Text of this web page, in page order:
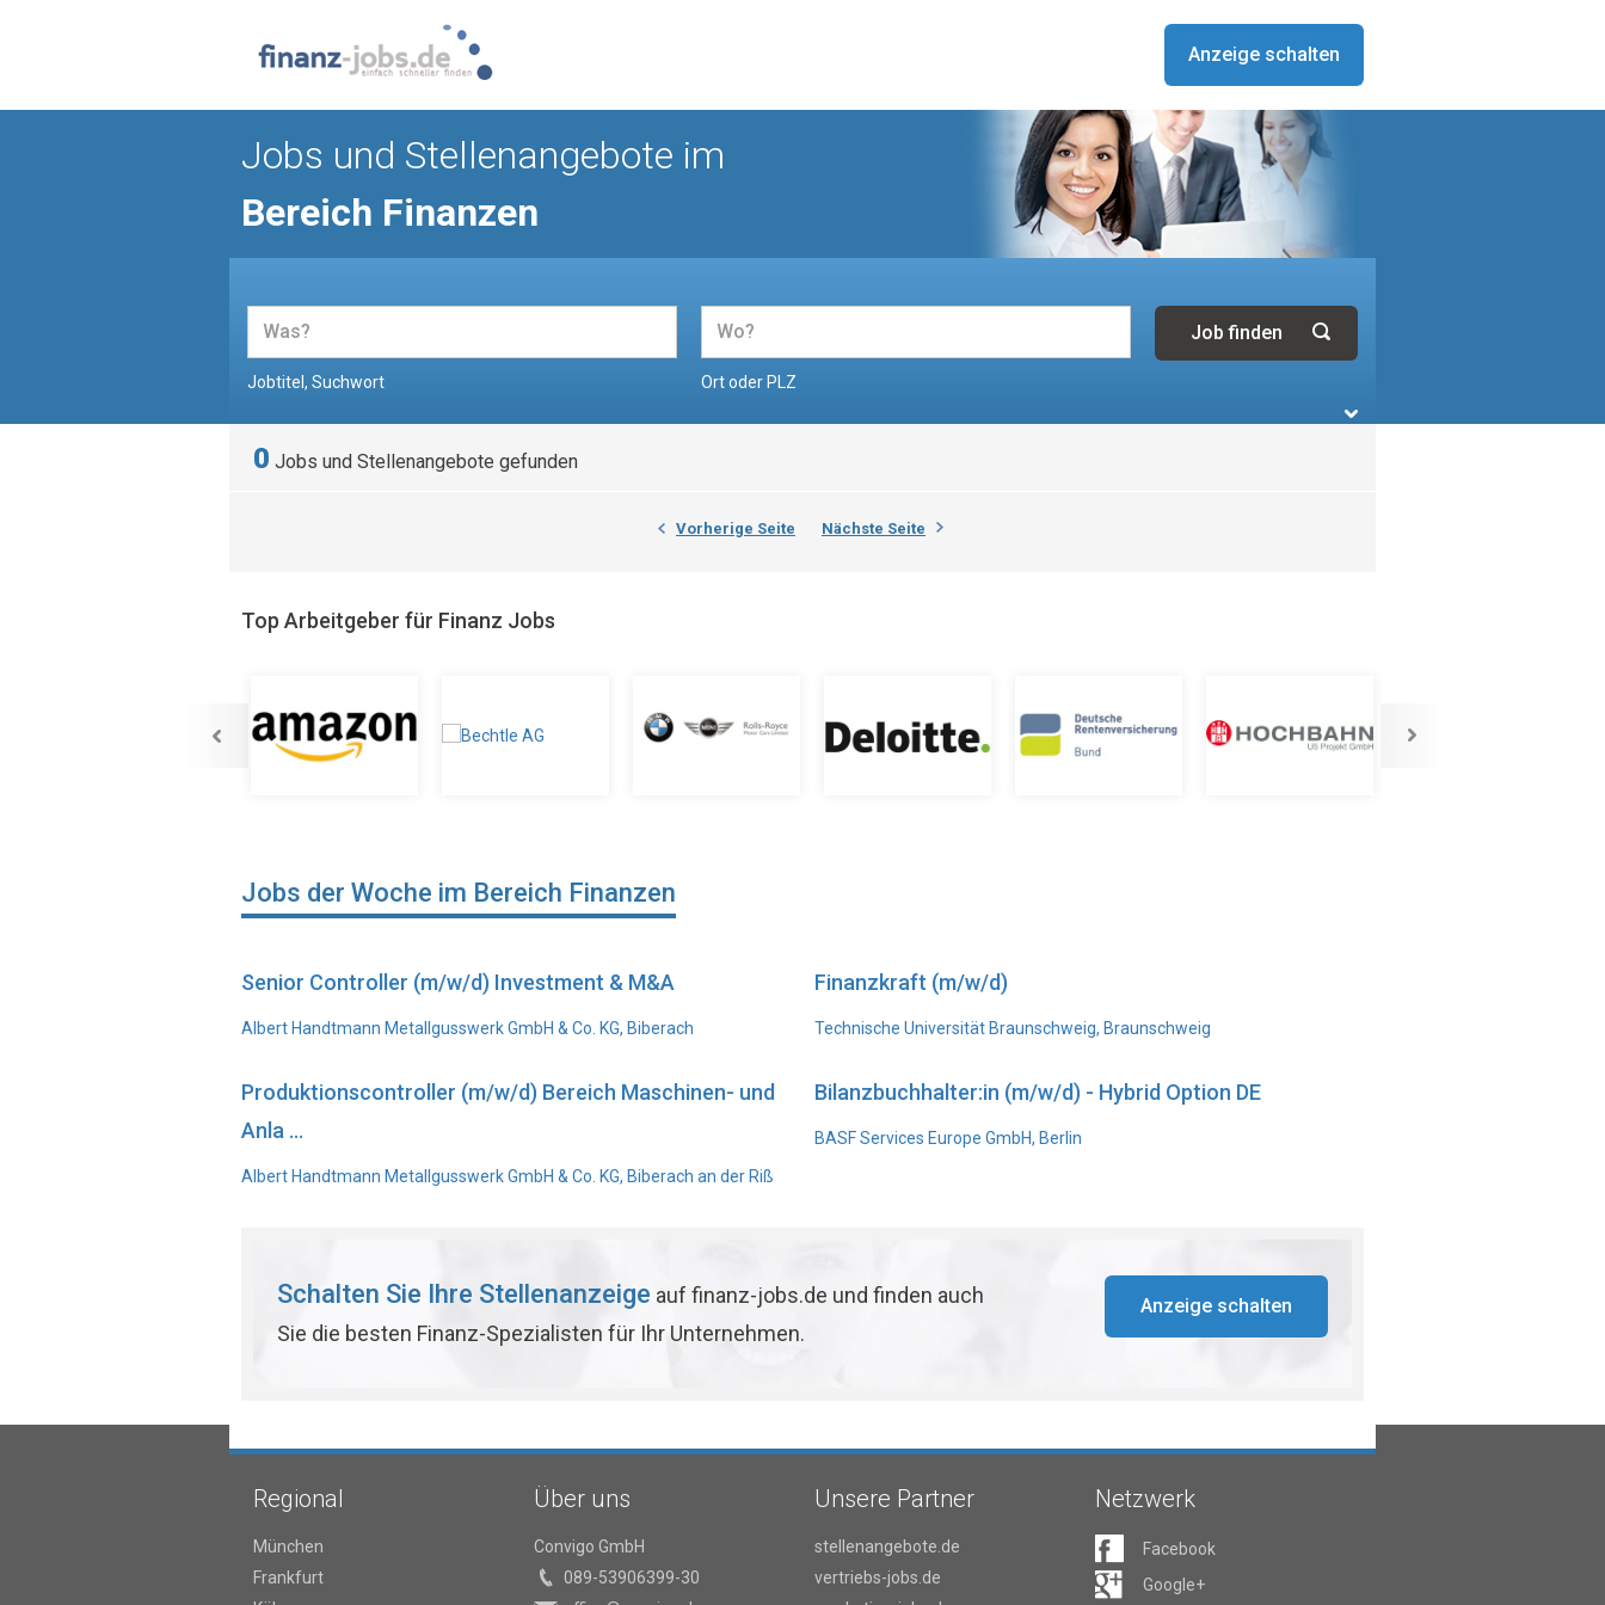
Anzeige schalten
Jobs und Stellenangebote im
Bereich Finanzen
Jobtitel, Suchwort Ort oder PLZ
0 Jobs und Stellenangebote gefunden
Vorherige Seite Nächste Seite
Top Arbeitgeber für Finanz Jobs
Jobs der Woche im Bereich Finanzen
Senior Controller (m/w/d) Investment & M&A
Albert Handtmann Metallgusswerk GmbH & Co. KG, Biberach
Finanzkraft (m/w/d)
Technische Universität Braunschweig, Braunschweig
Produktionscontroller (m/w/d) Bereich Maschinen- und
Anla ...
Albert Handtmann Metallgusswerk GmbH & Co. KG, Biberach an der Riß
Bilanzbuchhalter:in (m/w/d) - Hybrid Option DE
BASF Services Europe GmbH, Berlin
Schalten Sie Ihre Stellenanzeige auf finanz-jobs.de und finden auch
Sie die besten Finanz-Spezialisten für Ihr Unternehmen.
Anzeige schalten
Regional
München
Frankfurt
Über uns
Convigo GmbH
089-53906399-30
Unsere Partner
stellenangebote.de
vertriebs-jobs.de
Netzwerk
Facebook
Google+